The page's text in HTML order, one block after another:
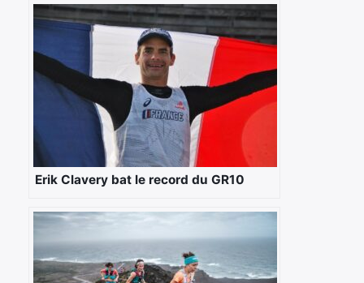
Erik Clavery bat le record du GR10